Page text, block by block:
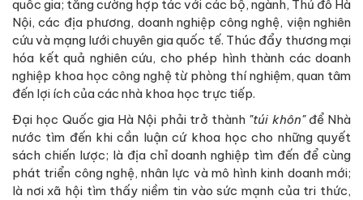
quốc gia; tăng cường hợp tác với các bộ, ngành, Thủ đô Hà
Nội, các địa phương, doanh nghiệp công nghệ, viện nghiên
cứu và mạng lưới chuyên gia quốc tế. Thúc đẩy thương mại
hóa kết quả nghiên cứu, cho phép hình thành các doanh
nghiệp khoa học công nghệ từ phòng thí nghiệm, quan tâm
đến lợi ích của các nhà khoa học trực tiếp.
Đại học Quốc gia Hà Nội phải trở thành "túi khôn"để Nhà
nước tìm đến khi cần luận cứ khoa học cho những quyết
sách chiến lược; là địa chỉ doanh nghiệp tìm đến để cùng
phát triển công nghệ, nhân lực và mô hình kinh doanh mới;
là nơi xã hội tìm thấy niềm tin vào sức mạnh của tri thức,